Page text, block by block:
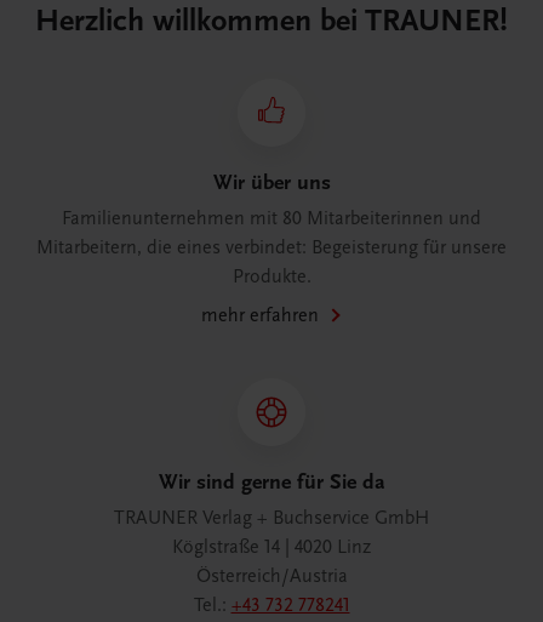
Herzlich willkommen bei TRAUNER!
Wir über uns
Familienunternehmen mit 80 Mitarbeiterinnen und
Mitarbeitern, die eines verbindet: Begeisterung für unsere
Produkte.
mehr erfahren
Wir sind gerne für Sie da
TRAUNER Verlag + Buchservice GmbH
Köglstraße 14 | 4020 Linz
Österreich/Austria
Tel.: +43 732 778241